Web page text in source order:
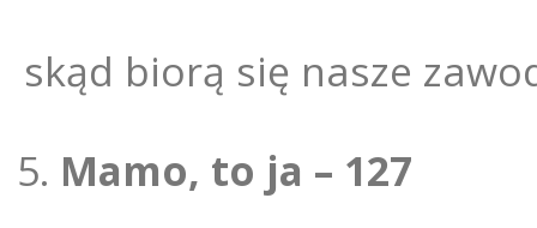
skąd biorą się nasze
Mamo, to ja – 127